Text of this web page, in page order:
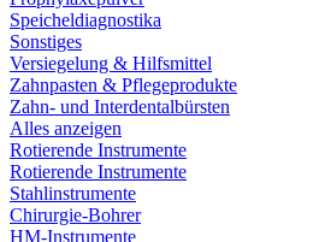
Speicheldiagnostika
Sonstiges
Versiegelung & Hilfsmittel
Zahnpasten & Pflegeprodukte
Zahn- und Interdentalbürsten
Alles anzeigen
Rotierende Instrumente
Rotierende Instrumente
Stahlinstrumente
Chirurgie-Bohrer
HM-Instrumente